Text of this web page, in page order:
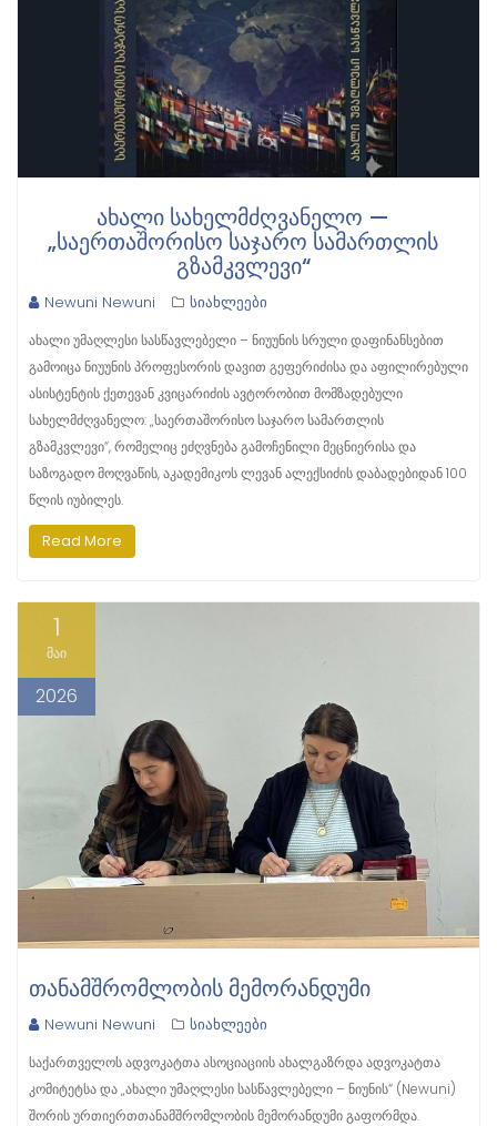
ᲐᲮᲐᲚᲘ ᲡᲐᲮᲔᲚᲛᲫᲦᲕᲐᲜᲔᲚᲝ —
„ᲡᲐᲔᲠᲗᲐᲨᲝᲠᲘᲡᲝ ᲡᲐᲯᲐᲠᲝ ᲡᲐᲛᲐᲠᲗᲚᲘᲡ
ᲒᲖᲐᲛᲙᲕᲚᲔᲕᲘ“
Newuni Newuni სიახლეები
ახალი უმაღლესი სასწავლებელი – ნიუუნის სრული დაფინანსებით
გამოიცა ნიუუნის პროფესორის დავით გეფერიძისა და აფილირებული
ასისტენტის ქეთევან კვიცარიძის ავტორობით მომზადებული
სახელმძღვანელო: „საერთაშორისო საჯარო სამართლის
გზამკვლევი“, რომელიც ეძღვნება გამოჩენილი მეცნიერისა და
საზოგადო მოღვაწის, აკადემიკოს ლევან ალექსიძის დაბადებიდან 100
წლის იუბილეს.
Read More
1
მაი
2026
ᲗᲐᲜᲐᲛᲨᲠᲝᲛᲚᲝᲑᲘᲡ ᲛᲔᲛᲝᲠᲐᲜᲓᲣᲛᲘ
Newuni Newuni სიახლეები
საქართველოს ადვოკატთა ასოციაციის ახალგაზრდა ადვოკატთა
კომიტეტსა და „ახალი უმაღლესი სასწავლებელი – ნიუნის“ (Newuni)
შორის ურთიერთთანამშრომლობის მემორანდუმი გაფორმდა.